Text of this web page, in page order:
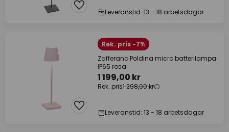
Leveranstid: 13 - 18 arbetsdagar
Rek. pris -7%
Zafferano Poldina micro batterilampa
IP65 rosa
1 199,00 kr
Rek. pris1 298,00 kr
Leveranstid: 13 - 18 arbetsdagar